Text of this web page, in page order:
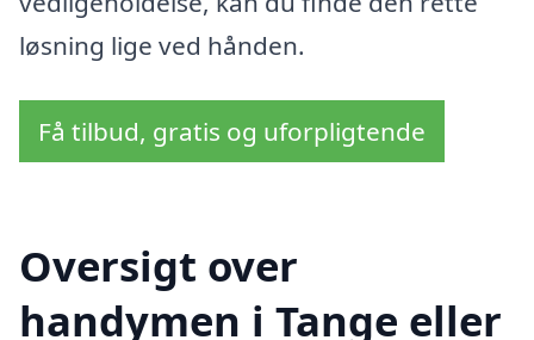
løsning lige ved hånden.
Få tilbud, gratis og uforpligtende
Oversigt over
handymen i Tange eller